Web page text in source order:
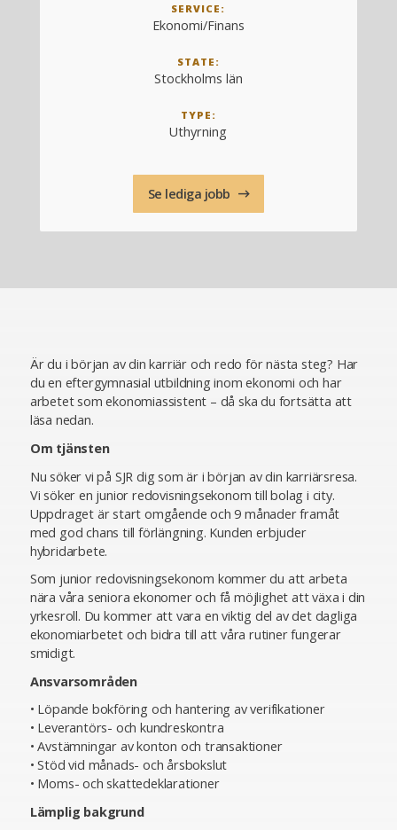
SERVICE:
Ekonomi/Finans
STATE:
Stockholms län
TYPE:
Uthyrning
Se lediga jobb
Är du i början av din karriär och redo för nästa steg? Har
du en eftergymnasial utbildning inom ekonomi och har
arbetet som ekonomiassistent – då ska du fortsätta att
läsa nedan.
Om tjänsten
Nu söker vi på SJR dig som är i början av din karriärsresa.
Vi söker en junior redovisningsekonom till bolag i city.
Uppdraget är start omgående och 9 månader framåt
med god chans till förlängning. Kunden erbjuder
hybridarbete.
Som junior redovisningsekonom kommer du att arbeta
nära våra seniora ekonomer och få möjlighet att växa i din
yrkesroll. Du kommer att vara en viktig del av det dagliga
ekonomiarbetet och bidra till att våra rutiner fungerar
smidigt.
Ansvarsområden
• Löpande bokföring och hantering av verifikationer
• Leverantörs- och kundreskontra
• Avstämningar av konton och transaktioner
• Stöd vid månads- och årsbokslut
• Moms- och skattedeklarationer
Lämplig bakgrund